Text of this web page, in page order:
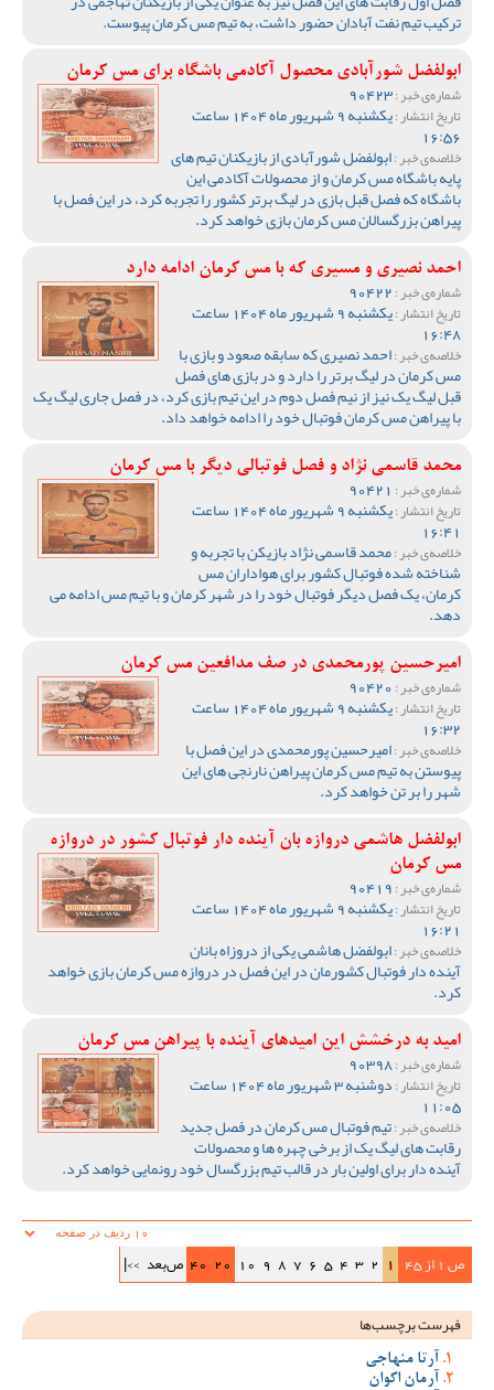
ترکیب تیم نفت آبادان حضور داشت، به تیم مس کرمان پیوست.
ابولفضل شورآبادی محصول آکادمی باشگاه برای مس کرمان
شماره‌ی خبر :
تاریخ انتشار : یکشنبه 9 شهریور ماه 1404 ساعت
16:56
خلاصه‌ی خبر :ابولفضل شورآبادی از بازیکنان تیم های
پایه باشگاه مس کرمان و از محصولات آکادمی این
باشگاه که فصل قبل بازی در لیگ برتر کشور را تجربه کرد، در این فصل با
پیراهن بزرگسالان مس کرمان بازی خواهد کرد.
احمد نصیری و مسیری که با مس کرمان ادامه دارد
شماره‌ی خبر :
تاریخ انتشار : یکشنبه 9 شهریور ماه 1404 ساعت
16:48
خلاصه‌ی خبر :احمد نصیری که سابقه صعود و بازی با
مس کرمان در لیگ برتر را دارد و در بازی های فصل
قبل لیگ یک نیز از نیم فصل دوم در این تیم بازی کرد، در فصل جاری لیگ یک
با پیراهن مس کرمان فوتبال خود را ادامه خواهد داد.
محمد قاسمی نژاد و فصل فوتبالی دیگر با مس کرمان
شماره‌ی خبر :
تاریخ انتشار : یکشنبه 9 شهریور ماه 1404 ساعت
16:41
خلاصه‌ی خبر :محمد قاسمی نژاد بازیکن با تجربه و
شناخته شده فوتبال کشور برای هواداران مس
کرمان، یک فصل دیگر فوتبال خود را در شهر کرمان و با تیم مس ادامه می
دهد.
امیرحسین پورمحمدی در صف مدافعین مس کرمان
شماره‌ی خبر :
تاریخ انتشار : یکشنبه 9 شهریور ماه 1404 ساعت
16:32
خلاصه‌ی خبر :امیرحسین پورمحمدی در این فصل با
پیوستن به تیم مس کرمان پیراهن نارنجی های این
شهر را بر تن خواهد کرد.
ابولفضل هاشمی دروازه بان آینده دار فوتبال کشور در دروازه
مس کرمان
شماره‌ی خبر :
تاریخ انتشار : یکشنبه 9 شهریور ماه 1404 ساعت
16:21
خلاصه‌ی خبر :ابولفضل هاشمی یکی از دروزاه بانان
آینده دار فوتبال کشورمان در این فصل در دروازه مس کرمان بازی خواهد
کرد.
امید به درخشش این امیدهای آینده با پیراهن مس کرمان
شماره‌ی خبر :
تاریخ انتشار : دوشنبه 3 شهریور ماه 1404 ساعت
11:05
خلاصه‌ی خبر :تیم فوتبال مس کرمان در فصل جدید
رقابت های لیگ یک از برخی چهره ها و محصولات
آینده دار برای اولین بار در قالب تیم بزرگسال خود رونمایی خواهد کرد.
ص 1 از 45 1
2
3
4
5
6
7
8
9
10
20
40 ص‌بعد >>|
فهرست برچسب‌ها
آرتا منهاجی
آرمان اکوان